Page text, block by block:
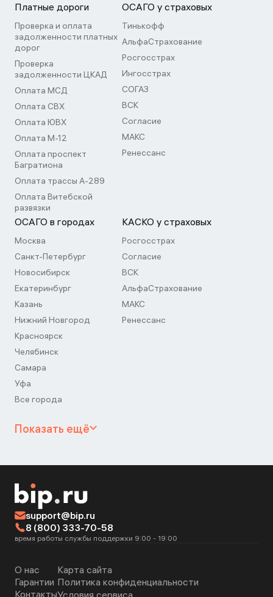
Платные дороги
Проверка и оплата
задолженности платных
дорог
Проверка
задолженности ЦКАД
Оплата МСД
Оплата СВХ
Оплата ЮВХ
Оплата М-12
Оплата проспект
Багратиона
Оплата трассы А-289
Оплата Витебской
развязки
ОСАГО у страховых
Тинькофф
АльфаСтрахование
Росгосстрах
Ингосстрах
СОГАЗ
ВСК
Согласие
МАКС
Ренессанс
ОСАГО в городах
Москва
Санкт-Петербург
Новосибирск
Екатеринбург
Казань
Нижний Новгород
Красноярск
Челябинск
Самара
Уфа
Все города
КАСКО у страховых
Росгосстрах
Согласие
ВСК
АльфаСтрахование
МАКС
Ренессанс
Показать ещё
support@bip.ru
8 (800) 333-70-58
время работы службы поддержки 9:00 - 19:00
О нас
Гарантии
Контакты
Карта сайта
Политика конфиденциальности
Условия сервиса